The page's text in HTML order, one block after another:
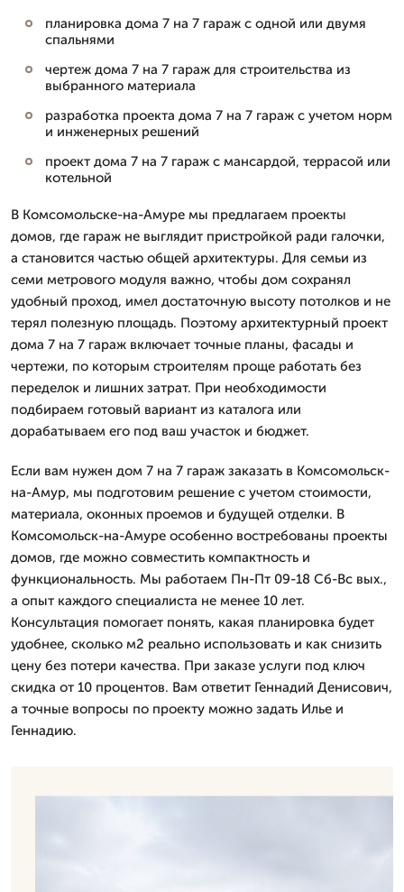
планировка дома 7 на 7 гараж с одной или двумя
спальнями
чертеж дома 7 на 7 гараж для строительства из
выбранного материала
разработка проекта дома 7 на 7 гараж с учетом норм
и инженерных решений
проект дома 7 на 7 гараж с мансардой, террасой или
котельной
В Комсомольске-на-Амуре мы предлагаем проекты
домов, где гараж не выглядит пристройкой ради галочки,
а становится частью общей архитектуры. Для семьи из
семи метрового модуля важно, чтобы дом сохранял
удобный проход, имел достаточную высоту потолков и не
терял полезную площадь. Поэтому архитектурный проект
дома 7 на 7 гараж включает точные планы, фасады и
чертежи, по которым строителям проще работать без
переделок и лишних затрат. При необходимости
подбираем готовый вариант из каталога или
дорабатываем его под ваш участок и бюджет.
Если вам нужен дом 7 на 7 гараж заказать в Комсомольск-
на-Амур, мы подготовим решение с учетом стоимости,
материала, оконных проемов и будущей отделки. В
Комсомольск-на-Амуре особенно востребованы проекты
домов, где можно совместить компактность и
функциональность. Мы работаем Пн-Пт 09-18 Сб-Вс вых.,
а опыт каждого специалиста не менее 10 лет.
Консультация помогает понять, какая планировка будет
удобнее, сколько м2 реально использовать и как снизить
цену без потери качества. При заказе услуги под ключ
скидка от 10 процентов. Вам ответит Геннадий Денисович,
а точные вопросы по проекту можно задать Илье и
Геннадию.